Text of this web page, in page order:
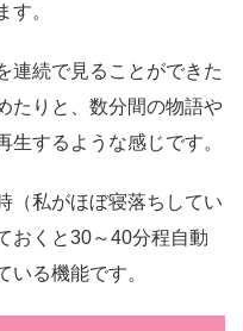
す。
連続で見ることができた
たりと、数分間の物語や
するような感じです。
（私がほぼ寝落ちしてい
おくと30～40分程自動
いる機能です。